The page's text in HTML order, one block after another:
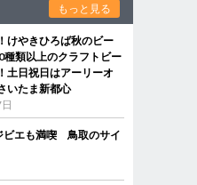
もっと見る
けやきひろば秋のビー
種類以上のクラフトビー
土日祝日はアーリーオ
いたま新都心
ビエも満喫 鳥取のサイ